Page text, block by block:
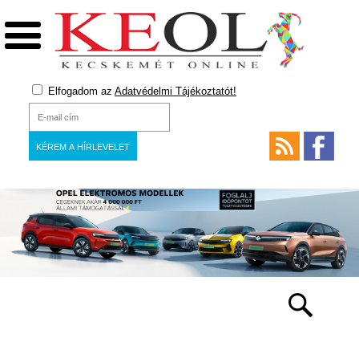
Elfogadom az Adatvédelmi Tájékoztatót!